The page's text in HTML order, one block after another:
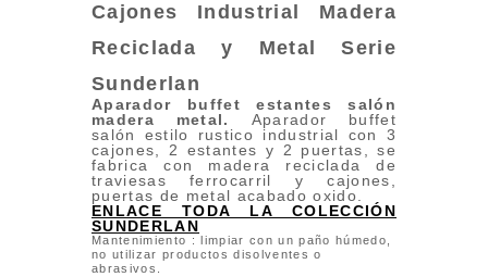
Cajones Industrial Madera
Reciclada y MetalSerie
Sunderlan
Aparador buffet estantes salón
madera metal. Aparador buffet
salón estilo rustico industrial con 3
cajones, 2 estantes y 2 puertas, se
fabrica con madera reciclada de
traviesas ferrocarril y cajones,
puertas de metal acabado oxido.
ENLACE TODA LA COLECCIÓN
SUNDERLAN
Mantenimiento : limpiar con un paño húmedo,
no utilizar productos disolventes o
abrasivos.